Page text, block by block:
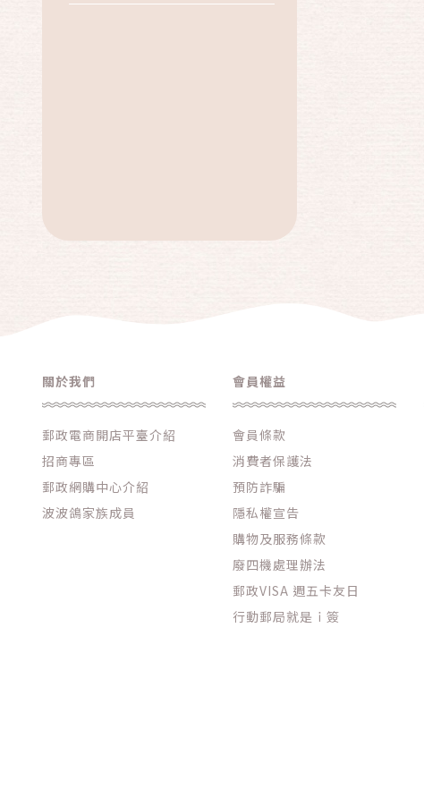
關於我們
郵政電商開店平臺介紹
招商專區
郵政網購中心介紹
波波鴿家族成員
會員權益
會員條款
消費者保護法
預防詐騙
隱私權宣告
購物及服務條款
廢四機處理辦法
郵政VISA 週五卡友日
行動郵局就是ｉ簽